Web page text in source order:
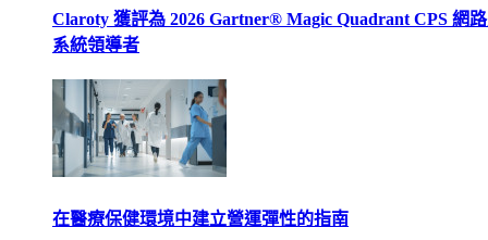
Claroty 獲評為 2026 Gartner® Magic Quadrant CPS 網
系統領導者
在醫療保健環境中建立營運彈性的指南